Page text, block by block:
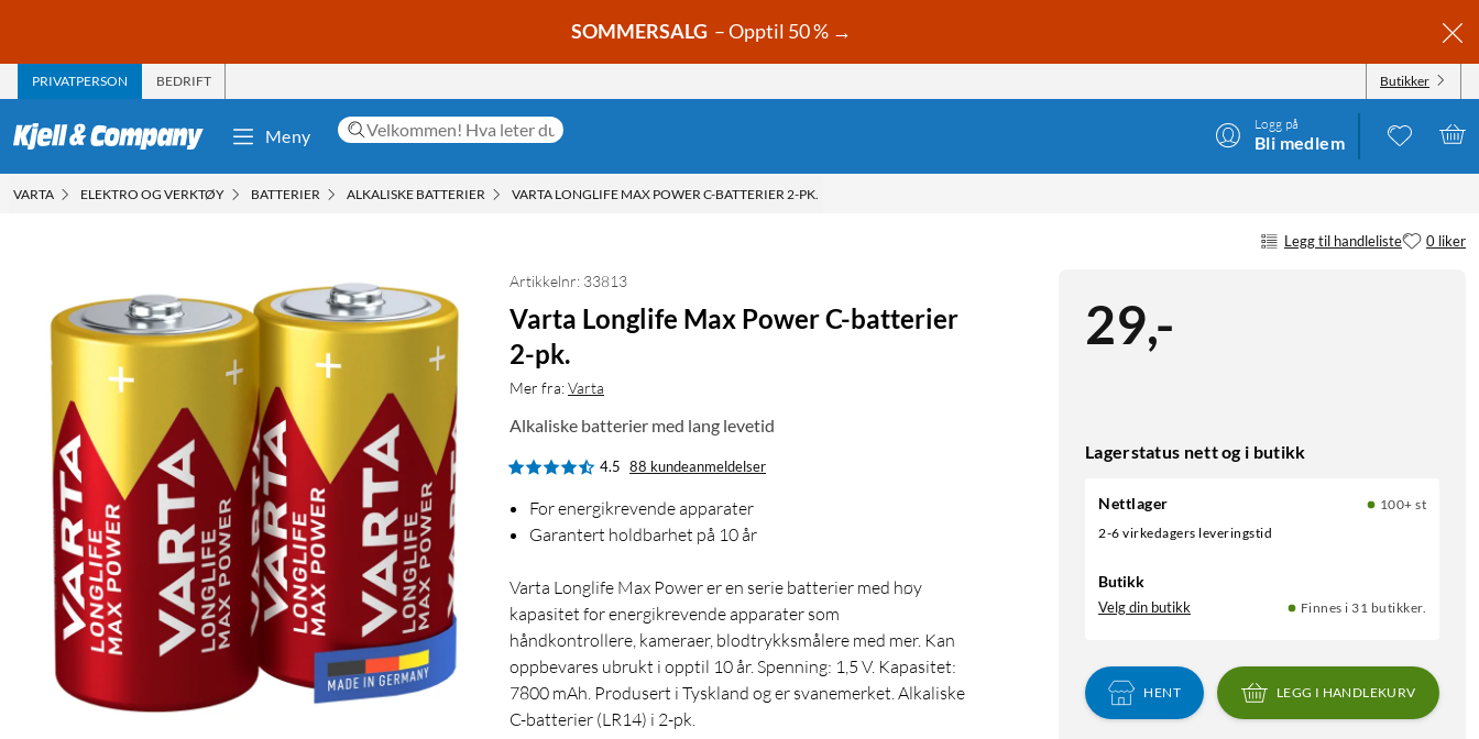
SOMMERSALG – Opptil 50 % →
PRIVATPERSON BEDRIFT Butikker
Meny
Logg på
Bli medlem
VARTA ELEKTRO OG VERKTØY BATTERIER ALKALISKE BATTERIER VARTA LONGLIFE MAX POWER C-BATTERIER 2-PK.
Legg til handleliste 0 liker
29,-
Lagerstatus nett og i butikk
Nettlager
100+ st
2-6 virkedagers leveringstid
Butikk
Velg din butikk Finnes i 31 butikker.
HENT LEGG I HANDLEKURV
Artikkelnr: 33813
Varta Longlife Max Power C-batterier
2-pk.
Mer fra:Varta
Alkaliske batterier med lang levetid
4.5 88 kundeanmeldelser
For energikrevende apparater
Garantert holdbarhet på 10 år
Varta Longlife Max Power er en serie batterier med høy
kapasitet for energikrevende apparater som
håndkontrollere, kameraer, blodtrykksmålere med mer. Kan
oppbevares ubrukt i opptil 10 år. Spenning: 1,5 V. Kapasitet:
7800 mAh. Produsert i Tyskland og er svanemerket. Alkaliske
C-batterier (LR14) i 2-pk.